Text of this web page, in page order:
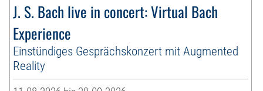
J. S. Bach live in concert: Virtual Bach
Experience
Einstündiges Gesprächskonzert mit Augmented
Reality